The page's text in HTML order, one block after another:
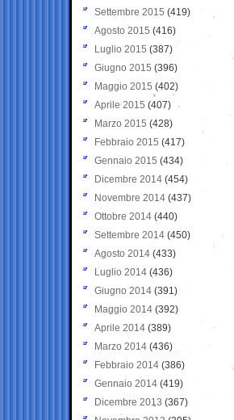
Settembre 2015 (419)
Agosto 2015 (416)
Luglio 2015 (387)
Giugno 2015 (396)
Maggio 2015 (402)
Aprile 2015 (407)
Marzo 2015 (428)
Febbraio 2015 (417)
Gennaio 2015 (434)
Dicembre 2014 (454)
Novembre 2014 (437)
Ottobre 2014 (440)
Settembre 2014 (450)
Agosto 2014 (433)
Luglio 2014 (436)
Giugno 2014 (391)
Maggio 2014 (392)
Aprile 2014 (389)
Marzo 2014 (436)
Febbraio 2014 (386)
Gennaio 2014 (419)
Dicembre 2013 (367)